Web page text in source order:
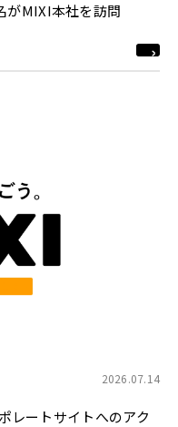
がMIXI本社を訪問
2026.07.14
レートサイトへのアク